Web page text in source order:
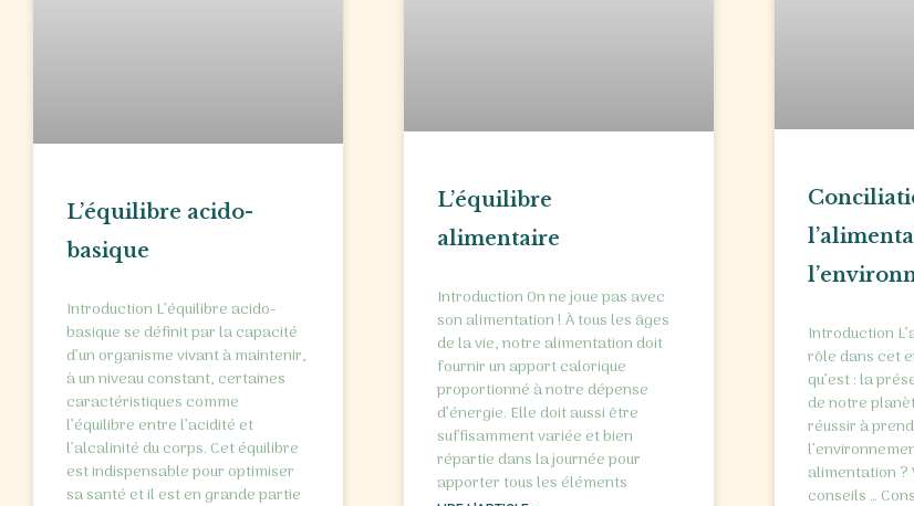
L’équilibre acido-
basique
Introduction L’équilibre acido-
basique se définit par la capacité
d’un organisme vivant à maintenir,
à un niveau constant, certaines
caractéristiques comme
l’équilibre entre l’acidité et
l’alcalinité du corps. Cet équilibre
est indispensable pour optimiser
sa santé et il est en grande partie
L’équilibre
alimentaire
Introduction On ne joue pas avec
son alimentation ! À tous les âges
de la vie, notre alimentation doit
fournir un apport calorique
proportionné à notre dépense
d’énergie. Elle doit aussi être
suffisamment variée et bien
répartie dans la journée pour
apporter tous les éléments
Introduction
rôle dans cet
qu’est : la
de notre
réussir à
alimentation ?
conseils …